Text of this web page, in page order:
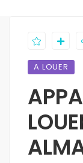
A LOUER